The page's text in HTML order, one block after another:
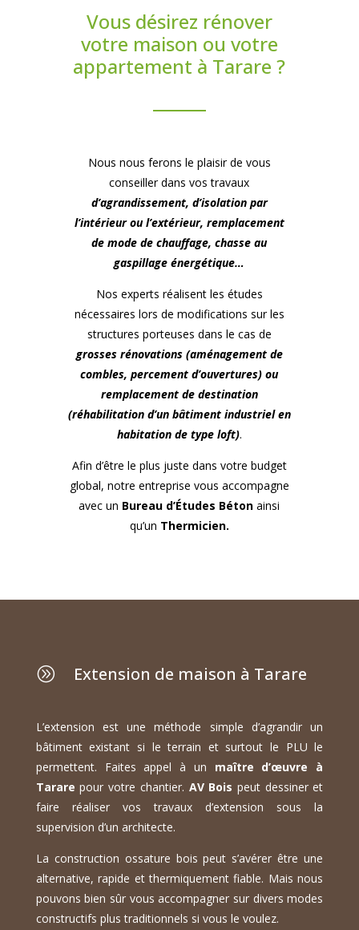
Vous désirez rénover
votre maison ou votre
appartement à Tarare ?
Nous nous ferons le plaisir de vous
conseiller dans vos travaux
d’agrandissement, d’isolation par
l’intérieur ou l’extérieur, remplacement
de mode de chauffage, chasse au
gaspillage énergétique…
Nos experts réalisent les études
nécessaires lors de modifications sur les
structures porteuses dans le cas de
grosses rénovations (aménagement de
combles, percement d’ouvertures) ou
remplacement de destination
(réhabilitation d’un bâtiment industriel en
habitation de type loft).
Afin d’être le plus juste dans votre budget
global, notre entreprise vous accompagne
avec un Bureau d’Études Béton ainsi
qu’un Thermicien.
A Extension de maison à Tarare
L’extension est une méthode simple d’agrandir un
bâtiment existant si le terrain et surtout le PLU le
permettent. Faites appel à un maître d’œuvre à
Tarare pour votre chantier. AV Bois peut dessiner et
faire réaliser vos travaux d’extension sous la
supervision d’un architecte.
La construction ossature bois peut s’avérer être une
alternative, rapide et thermiquement fiable. Mais nous
pouvons bien sûr vous accompagner sur divers modes
constructifs plus traditionnels si vous le voulez.